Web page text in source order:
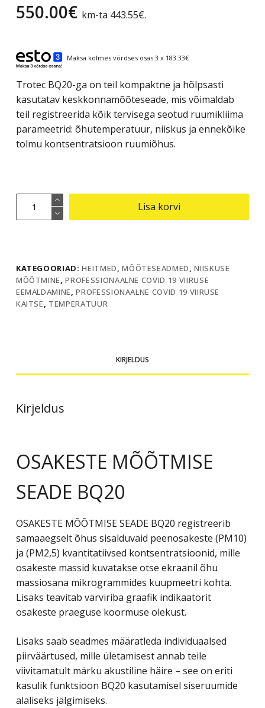
550.00€ km-ta 443.55€.
Maksa kolmes võrdses osas 3 x 183.33€
Trotec BQ20-ga on teil kompaktne ja hõlpsasti
kasutatav keskkonnamõõteseade, mis võimaldab
teil registreerida kõik tervisega seotud ruumikliima
parameetrid: õhutemperatuur, niiskus ja ennekõike
tolmu kontsentratsioon ruumiõhus.
OSAKESTE
MÕÕTMISE
Lisa korvi
KATEGOORIAD:HEITMED,MÕÕTESEADMED,NIISKUSE
MÕÕTMINE,PROFESSIONAALNE COVID 19 VIIRUSE
EEMALDAMINE,PROFESSIONAALNE COVID 19 VIIRUSE
KAITSE, TEMPERATUUR
KIRJELDUS
Kirjeldus
OSAKESTE MÕÕTMISE
SEADE BQ20
OSAKESTE MÕÕTMISE SEADE BQ20 registreerib
samaaegselt õhus sisalduvaid peenosakeste (PM10)
ja (PM2,5) kvantitatiivsed kontsentratsioonid, mille
osakeste massid kuvatakse otse ekraanil õhu
massiosana mikrogrammides kuupmeetri kohta.
Lisaks teavitab värviriba graafik indikaatorit
osakeste praeguse koormuse olekust.
Lisaks saab seadmes määratleda individuaalsed
piirväärtused, mille ületamisest annab teile
viivitamatult märku akustiline häire – see on eriti
kasulik funktsioon BQ20 kasutamisel siseruumide
alaliseks jälgimiseks.